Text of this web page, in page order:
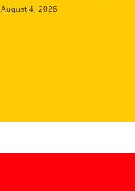
August 4, 2026